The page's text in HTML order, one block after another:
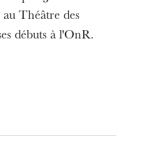
Théâtre des
débuts à l'OnR.